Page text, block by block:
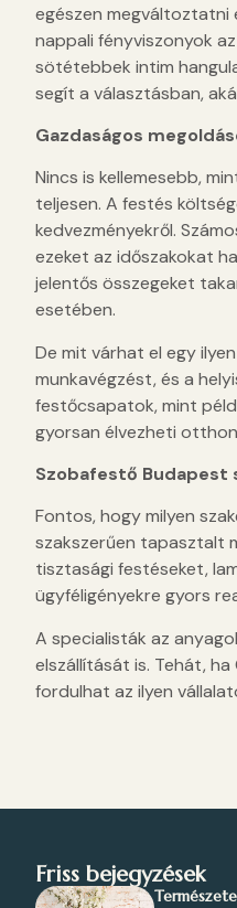
egészen megváltoztatni
nappali fényviszonyok
sötétebbek intim
segít a választásban,
Gazdaságos
Nincs is kellemesebb,
teljesen. A festés
kedvezményekről.
ezeket az időszakokat
jelentős összegeket
esetében.
De mit várhat el egy
munkavégzést, és a
festőcsapatok, mint
gyorsan élvezheti
Szobafestő Budapest
Fontos, hogy milyen
szakszerűen tapasztalt
tisztasági festéseket,
ügyféligényekre gyors
A specialisták az
elszállítását is. Tehát,
fordulhat az ilyen
Friss bejegyzések